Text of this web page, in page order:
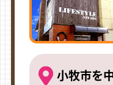
小牧市を